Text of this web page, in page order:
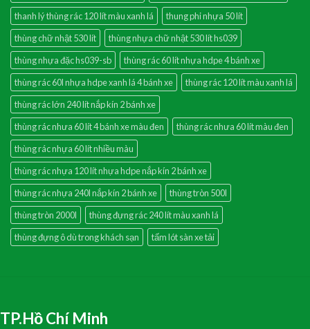
thanh lý thùng rác 120 lít màu xanh lá
thung phi nhựa 50 lít
thùng chữ nhật 530 lít
thùng nhựa chữ nhật 530 lít hs039
thùng nhựa đặc hs039-sb
thùng rác 60 lít nhựa hdpe 4 bánh xe
thùng rác 60l nhựa hdpe xanh lá 4 bánh xe
thùng rác 120 lít màu xanh lá
thùng rác lớn 240 lít nắp kín 2 bánh xe
thùng rác nhưa 60 lít 4 bánh xe màu đen
thùng rác nhưa 60 lít màu đen
thùng rác nhựa 60 lít nhiều màu
thùng rác nhựa 120 lít nhựa hdpe nắp kín 2 bánh xe
thùng rác nhựa 240l nắp kín 2 bánh xe
thùng tròn 500l
thùng tròn 2000l
thùng đựng rác 240 lít màu xanh lá
thùng đựng ô dù trong khách sạn
tấm lót sàn xe tải
TP.Hồ Chí Minh